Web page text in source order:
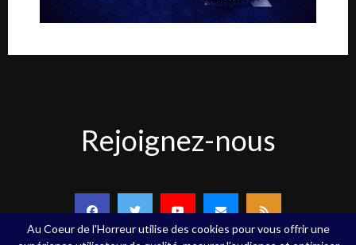
nous
Rejoignez-nous
Au Coeur de l'Horreur utilise des cookies pour vous offrir une